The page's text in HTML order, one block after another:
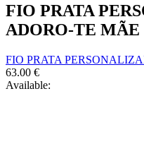
FIO PRATA
ADORO-TE MÃE
FIO PRATA
63.00 €
Available: